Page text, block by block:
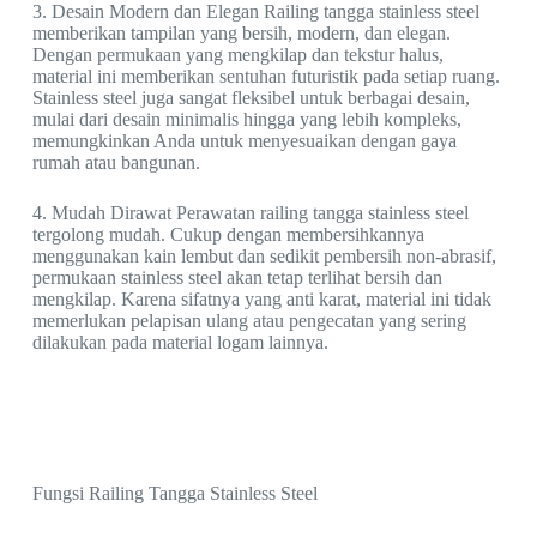
3. Desain Modern dan Elegan Railing tangga stainless steel
memberikan tampilan yang bersih, modern, dan elegan.
Dengan permukaan yang mengkilap dan tekstur halus,
material ini memberikan sentuhan futuristik pada setiap ruang.
Stainless steel juga sangat fleksibel untuk berbagai desain,
mulai dari desain minimalis hingga yang lebih kompleks,
memungkinkan Anda untuk menyesuaikan dengan gaya
rumah atau bangunan.
4. Mudah Dirawat Perawatan railing tangga stainless steel
tergolong mudah. Cukup dengan membersihkannya
menggunakan kain lembut dan sedikit pembersih non-abrasif,
permukaan stainless steel akan tetap terlihat bersih dan
mengkilap. Karena sifatnya yang anti karat, material ini tidak
memerlukan pelapisan ulang atau pengecatan yang sering
dilakukan pada material logam lainnya.
Fungsi Railing Tangga Stainless Steel